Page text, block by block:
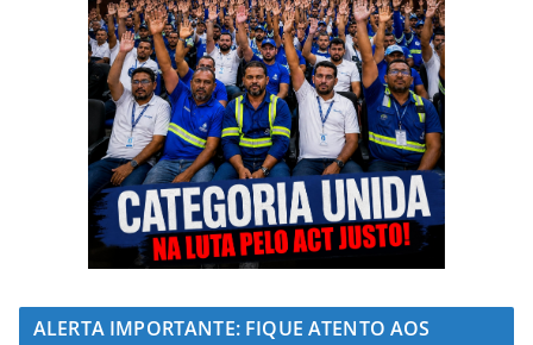
ALERTA IMPORTANTE: FIQUE ATENTO AOS